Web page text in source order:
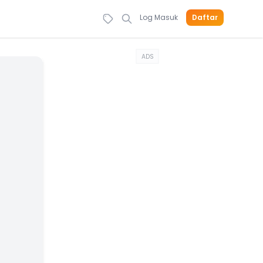
Log Masuk Daftar
ADS